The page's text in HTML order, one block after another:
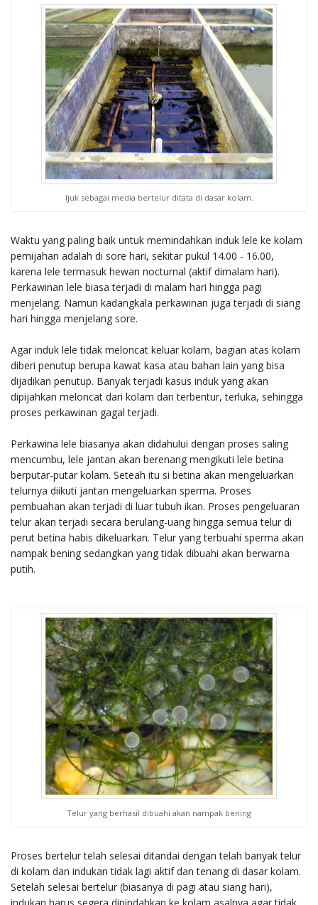
Ijuk sebagai media bertelur ditata di dasar kolam.
Waktu yang paling baik untuk memindahkan induk lele ke kolam
pemijahan adalah di sore hari, sekitar pukul 14.00 - 16.00,
karena lele termasuk hewan nocturnal (aktif dimalam hari).
Perkawinan lele biasa terjadi di malam hari hingga pagi
menjelang. Namun kadangkala perkawinan juga terjadi di siang
hari hingga menjelang sore.
Agar induk lele tidak meloncat keluar kolam, bagian atas kolam
diberi penutup berupa kawat kasa atau bahan lain yang bisa
dijadikan penutup. Banyak terjadi kasus induk yang akan
dipijahkan meloncat dari kolam dan terbentur, terluka, sehingga
proses perkawinan gagal terjadi.
Perkawina lele biasanya akan didahului dengan proses saling
mencumbu, lele jantan akan berenang mengikuti lele betina
berputar-putar kolam. Seteah itu si betina akan mengeluarkan
telurnya diikuti jantan mengeluarkan sperma. Proses
pembuahan akan terjadi di luar tubuh ikan. Proses pengeluaran
telur akan terjadi secara berulang-uang hingga semua telur di
perut betina habis dikeluarkan. Telur yang terbuahi sperma akan
nampak bening sedangkan yang tidak dibuahi akan berwarna
putih.
Telur yang berhasil dibuahi akan nampak bening
Proses bertelur telah selesai ditandai dengan telah banyak telur
di kolam dan indukan tidak lagi aktif dan tenang di dasar kolam.
Setelah selesai bertelur (biasanya di pagi atau siang hari),